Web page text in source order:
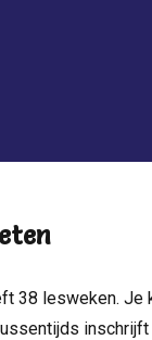
38 lesweken. Je